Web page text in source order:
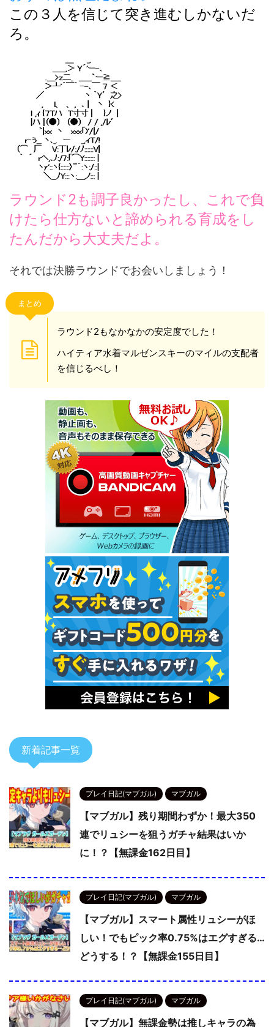
この３人を信じて突き進むしかないだ
ろ。
ラウンド2も調子良かったし、これで負
けたら仕方ないと諦められる育成をし
たんだから大丈夫だよ。
それでは決勝ラウンドでお会いしましょう！
まとめ
ラウンド2もなかなかの安定度でした！
ハイティア水着マルゼンスキーのマイルの支配者
を信じるべし！
新着記事一覧
プレイ日記(マブガル) マブガル
【マブガル】残り期間わずか！最大350
連でリュシーを狙うガチャ結果はいか
に！？【無課金162日目】
プレイ日記(マブガル) マブガル
【マブガル】スマート属性リュシーがほ
しい！でもピック率0.75%はエグすぎる…
どうする！？【無課金155日目】
プレイ日記(マブガル) マブガル
【マブガル】無課金勢は推しキャラの為